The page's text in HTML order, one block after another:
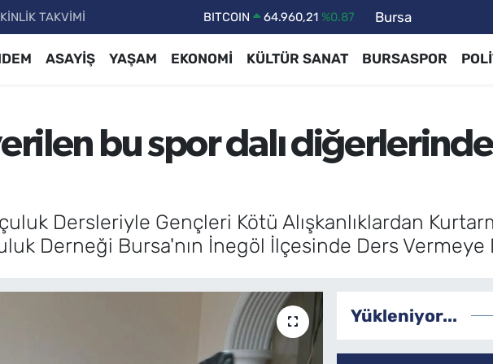
TAKVİMİ DOLAR 47,7436 %0.18
BİST100
13.779 %-14
%0.87
Bursa
ASAYİŞ YAŞAM EKONOMİ KÜLTÜR SANAT BURSASPOR
bu spor dalı
Dersleriyle Gençleri Kötü Alışkanlıklardan
Derneği Bursa'nın İnegöl İlçesinde Ders Vermeye
Yükleniyor...